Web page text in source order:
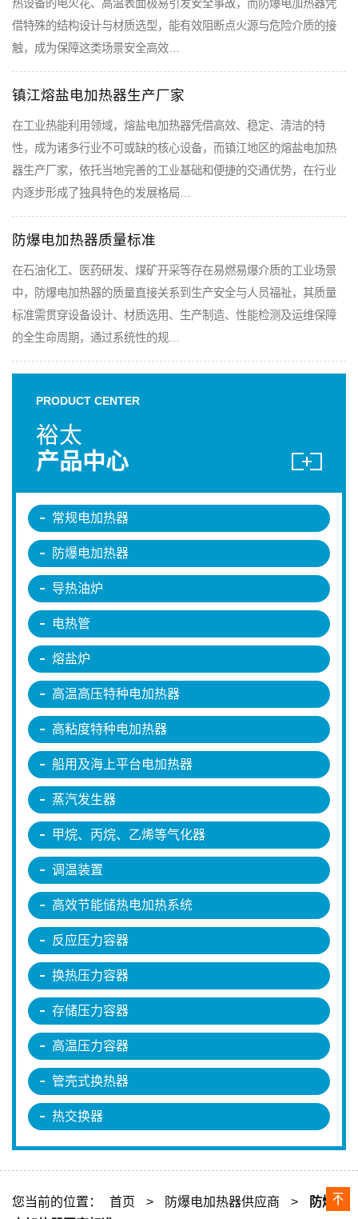
热设备的电火花、高温表面极易引发安全事故，而防爆电加热器凭
借特殊的结构设计与材质选型，能有效阻断点火源与危险介质的接
触，成为保障这类场景安全高效…
镇江熔盐电加热器生产厂家
在工业热能利用领域，熔盐电加热器凭借高效、稳定、清洁的特
性，成为诸多行业不可或缺的核心设备，而镇江地区的熔盐电加热
器生产厂家，依托当地完善的工业基础和便捷的交通优势，在行业
内逐步形成了独具特色的发展格局…
防爆电加热器质量标准
在石油化工、医药研发、煤矿开采等存在易燃易爆介质的工业场景
中，防爆电加热器的质量直接关系到生产安全与人员福祉，其质量
标准需贯穿设备设计、材质选用、生产制造、性能检测及运维保障
的全生命周期，通过系统性的规…
PRODUCT CENTER
裕太
产品中心
常规电加热器
防爆电加热器
导热油炉
电热管
熔盐炉
高温高压特种电加热器
高粘度特种电加热器
船用及海上平台电加热器
蒸汽发生器
甲烷、丙烷、乙烯等气化器
调温装置
高效节能储热电加热系统
反应压力容器
换热压力容器
存储压力容器
高温压力容器
管壳式换热器
热交换器
您当前的位置： 首页 > 防爆电加热器供应商 >
防爆